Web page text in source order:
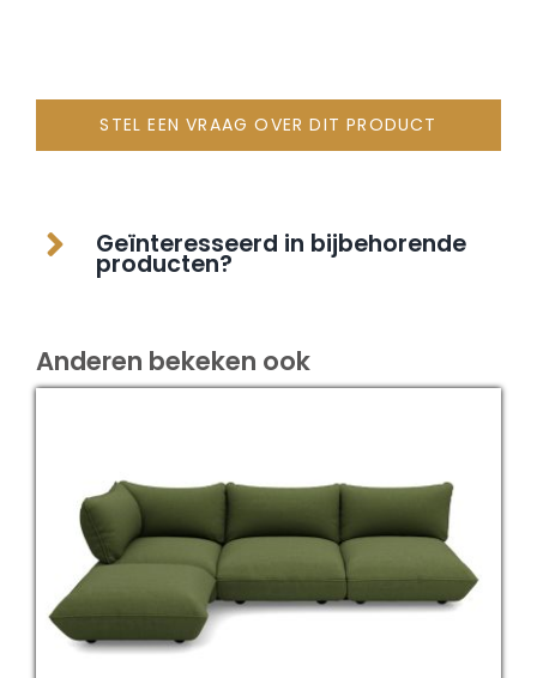
STEL EEN VRAAG OVER DIT PRODUCT
Geïnteresseerd in bijbehorende
producten?
Anderen bekeken ook